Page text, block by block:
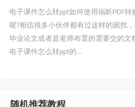
电子课件怎么转ppt如何使用福昕PDF
呢?相信很多小伙伴都有过这样的困扰
毕业论文或者是老师布置的需要交的文
电子课件怎么转ppt的…